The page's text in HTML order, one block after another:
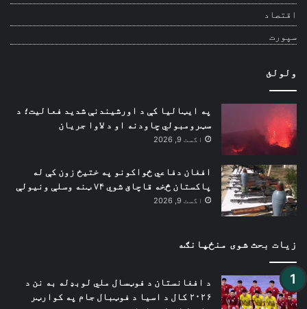
اقتصاد
سپورت
ولولئ
په ایټالیا کې د اورشیندنې شدید فعالیت؛ د
سټرومبولي چاودنه او د لاوا جریان
اگست 9, 2026
افغان دفاعي ځواکونو په ختیځ زون کې له
پاکستان څخه قاچاق شوي ۷۴ ټنه وسلې ونیولې
اگست 9, 2026
زیات بحث شوی منځپانګه
د افغانستان د فوټسال ملي لوبډله به نن د
۲۰۲۶ کال د اسیا د فوټبال جام په کوارټر